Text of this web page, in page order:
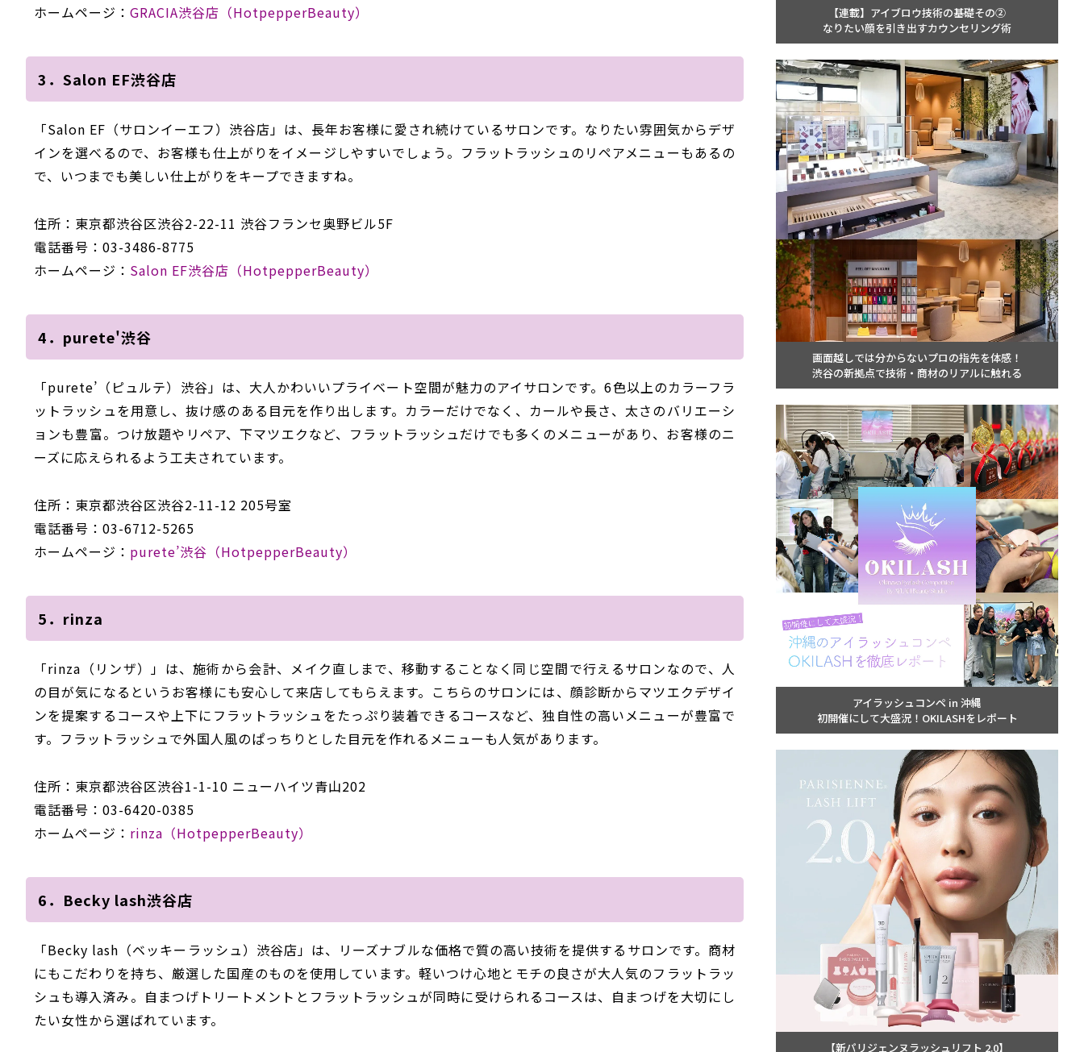
ホームページ： GRACIA渋谷店（HotpepperBeauty）
3．Salon EF渋谷店
「Salon EF（サロンイーエフ）渋谷店」は、長年お客様に愛され続けているサロンです。なりたい雰囲気からデザ
インを選べるので、お客様も仕上がりをイメージしやすいでしょう。フラットラッシュのリペアメニューもあるの
で、いつまでも美しい仕上がりをキープできますね。
住所：東京都渋谷区渋谷2-22-11 渋谷フランセ奥野ビル5F
電話番号：03-3486-8775
ホームページ： Salon EF渋谷店（HotpepperBeauty）
4．purete'渋谷
「purete’（ピュルテ）渋谷」は、大人かわいいプライベート空間が魅力のアイサロンです。6色以上のカラーフラ
ットラッシュを用意し、抜け感のある目元を作り出します。カラーだけでなく、カールや長さ、太さのバリエーシ
ョンも豊富。つけ放題やリペア、下マツエクなど、フラットラッシュだけでも多くのメニューがあり、お客様のニ
ーズに応えられるよう工夫されています。
住所：東京都渋谷区渋谷2-11-12 205号室
電話番号：03-6712-5265
ホームページ： purete’渋谷（HotpepperBeauty）
5．rinza
「rinza（リンザ）」は、施術から会計、メイク直しまで、移動することなく同じ空間で行えるサロンなので、人
の目が気になるというお客様にも安心して来店してもらえます。こちらのサロンには、顔診断からマツエクデザイ
ンを提案するコースや上下にフラットラッシュをたっぷり装着できるコースなど、独自性の高いメニューが豊富で
す。フラットラッシュで外国人風のぱっちりとした目元を作れるメニューも人気があります。
住所：東京都渋谷区渋谷1-1-10 ニューハイツ青山202
電話番号：03-6420-0385
ホームページ： rinza（HotpepperBeauty）
6．Becky lash渋谷店
「Becky lash（ベッキーラッシュ）渋谷店」は、リーズナブルな価格で質の高い技術を提供するサロンです。商材
にもこだわりを持ち、厳選した国産のものを使用しています。軽いつけ心地とモチの良さが大人気のフラットラッ
シュも導入済み。自まつげトリートメントとフラットラッシュが同時に受けられるコースは、自まつげを大切にし
たい女性から選ばれています。
【連載】アイブロウ技術の基礎その②
なりたい顔を引き出すカウンセリング術
画面越しでは分からないプロの指先を体感！
渋谷の新拠点で技術・商材のリアルに触れる
アイラッシュコンペ in 沖縄
初開催にして大盛況！OKILASHをレポート
【新パリジェンヌラッシュリフト 2.0】